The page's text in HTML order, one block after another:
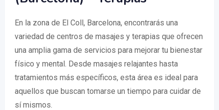
En la zona de El Coll, Barcelona, encontrarás una
variedad de centros de masajes y terapias que ofrecen
una amplia gama de servicios para mejorar tu bienestar
físico y mental. Desde masajes relajantes hasta
tratamientos más específicos, esta área es ideal para
aquellos que buscan tomarse un tiempo para cuidar de
sí mismos.